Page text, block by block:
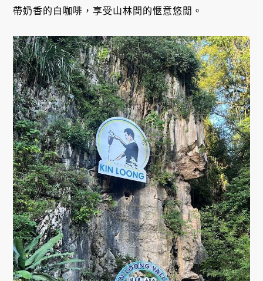
帶奶香的白咖啡，享受山林間的愜意悠閒。